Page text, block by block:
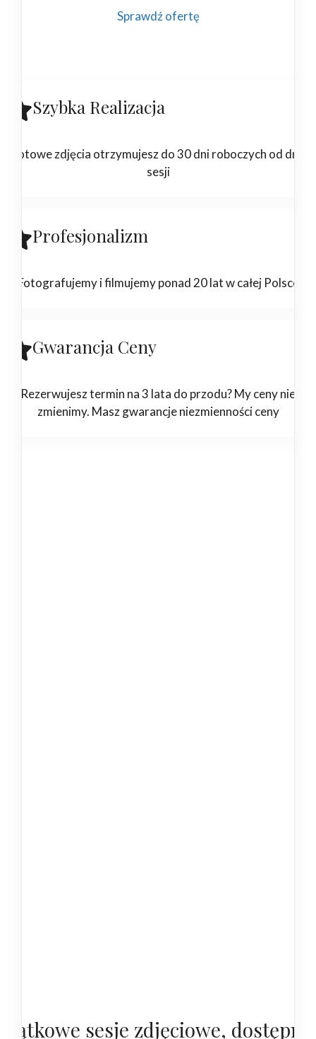
Sprawdź ofertę
Szybka Realizacja
Gotowe zdjęcia otrzymujesz do 30 dni roboczych od dnia
sesji
Profesjonalizm
Fotografujemy i filmujemy ponad 20 lat w całej Polsce
Gwarancja Ceny
Rezerwujesz termin na 3 lata do przodu? My ceny nie
zmienimy. Masz gwarancje niezmienności ceny
sesje zdjęciowe,